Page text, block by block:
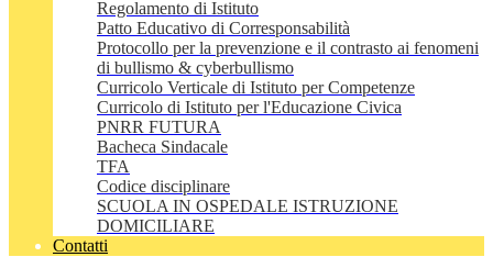
Regolamento di Istituto
Patto Educativo di Corresponsabilità
Protocollo per la prevenzione e il contrasto ai fenomeni
di bullismo & cyberbullismo
Curricolo Verticale di Istituto per Competenze
Curricolo di Istituto per l'Educazione Civica
PNRR FUTURA
Bacheca Sindacale
TFA
Codice disciplinare
SCUOLA IN OSPEDALE ISTRUZIONE
DOMICILIARE
Contatti